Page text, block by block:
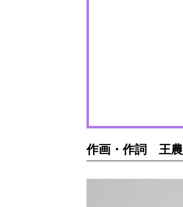
作画・作詞 王農